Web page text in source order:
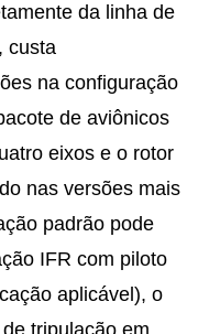
da linha de
custa
na configuração
de aviônicos
eixos e o rotor
nas versões mais
padrão pode
IFR com piloto
aplicável), o